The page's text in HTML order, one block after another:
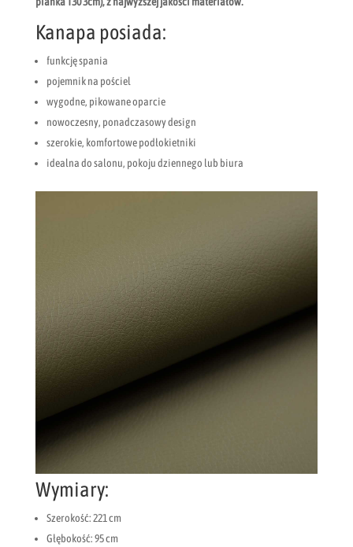
Kanapa posiada:
funkcję spania
pojemnik na pościel
wygodne, pikowane oparcie
nowoczesny, ponadczasowy design
szerokie, komfortowe podłokietniki
idealna do salonu, pokoju dziennego lub biura
Wymiary:
Szerokość: 221 cm
Głębokość: 95 cm